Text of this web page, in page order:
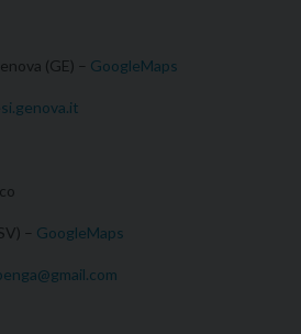
(GE) – GoogleMaps
– GoogleMaps